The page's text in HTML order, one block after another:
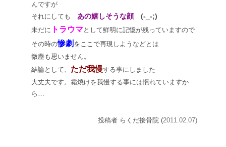
んですが
それにしても あの嬉しそうな顔 (-_-;)
未だに トラウマ として鮮明に記憶が残っていますので
その時の惨劇 をここで再現しようなどとは
微塵も思いません。
結論として、 ただ我慢する事にしました
大丈夫です。霜焼けを我慢する事には慣れていますか
ら…
投稿者 らくだ接骨院 (2011.02.07)